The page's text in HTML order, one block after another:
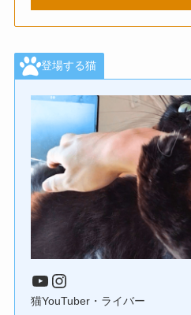
登場する猫
YouTube Instagram
猫YouTuber・ライバー